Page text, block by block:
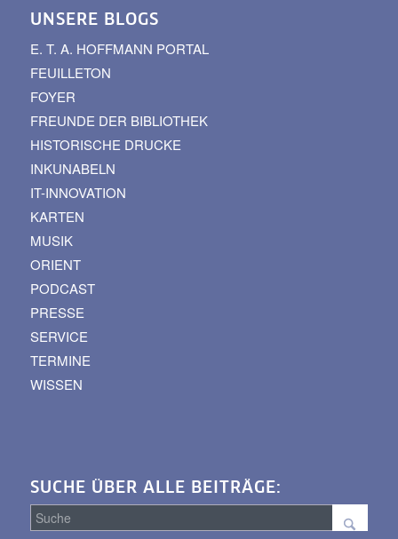
UNSERE BLOGS
E. T. A. HOFFMANN PORTAL
FEUILLETON
FOYER
FREUNDE DER BIBLIOTHEK
HISTORISCHE DRUCKE
INKUNABELN
IT-INNOVATION
KARTEN
MUSIK
ORIENT
PODCAST
PRESSE
SERVICE
TERMINE
WISSEN
SUCHE ÜBER ALLE BEITRÄGE: